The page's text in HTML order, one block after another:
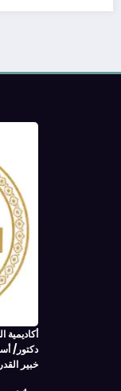
أكاديمية
دكتور/
خبير